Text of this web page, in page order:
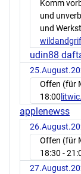
Komm
und
und
udin88
Offen (für
18:00
applenewss
Offen (für
18:30 -